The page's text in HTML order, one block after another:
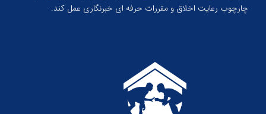
چارچوب رعایت اخلاق و مقررات حرفه ای خبرنگاری عمل کند.